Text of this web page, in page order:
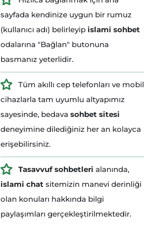
sayfada kendinize uygun bir rumuz
(kullanıcı adı) belirleyip islami sohbet
odalarına "Bağlan" butonuna
basmanız yeterlidir.
Tüm akıllı cep telefonları ve mobil
cihazlarla tam uyumlu altyapımız
sayesinde, bedava sohbet sitesi
deneyimine dilediğiniz her an kolayca
erişebilirsiniz.
Tasavvuf sohbetleri alanında,
islami chat sitemizin manevi derinliği
olan konuları hakkında bilgi
paylaşımları gerçekleştirilmektedir.